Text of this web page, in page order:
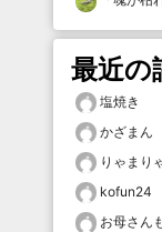
最近の
塩焼き
かざまん
りゃまり
kofun24
お母さん